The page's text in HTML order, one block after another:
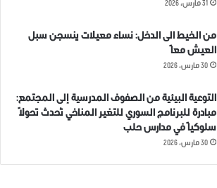
31 مارس، 2026
من الخيط الى الدخل: نساء معيلات ينسجن سبل
العيش معاً
30 مارس، 2026
التوعية البيئية من الصفوف المدرسية إلى المجتمع:
مبادرة للبرنامج السوري للتغير المناخي تُحدث تحولاً
سلوكياً في مدارس حلب
30 مارس، 2026